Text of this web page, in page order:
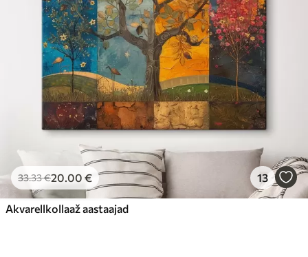
33.33€20.00 € 13
Akvarellkollaaž aastaajad